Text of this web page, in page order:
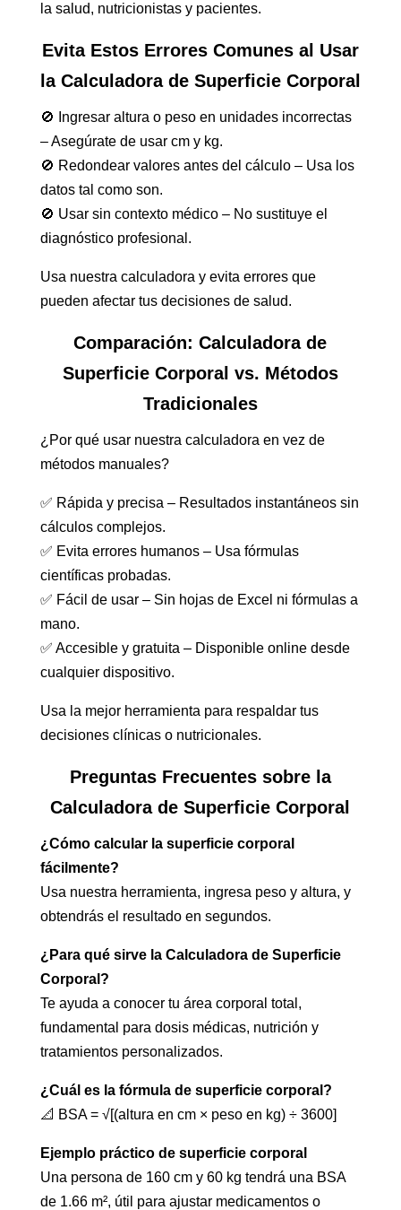
la salud, nutricionistas y pacientes.
Evita Estos Errores Comunes al Usar
la Calculadora de Superficie Corporal
🚫 Ingresar altura o peso en unidades incorrectas
– Asegúrate de usar cm y kg.
🚫 Redondear valores antes del cálculo – Usa los
datos tal como son.
🚫 Usar sin contexto médico – No sustituye el
diagnóstico profesional.
Usa nuestra calculadora y evita errores que
pueden afectar tus decisiones de salud.
Comparación: Calculadora de
Superficie Corporal vs. Métodos
Tradicionales
¿Por qué usar nuestra calculadora en vez de
métodos manuales?
✅ Rápida y precisa – Resultados instantáneos sin
cálculos complejos.
✅ Evita errores humanos – Usa fórmulas
científicas probadas.
✅ Fácil de usar – Sin hojas de Excel ni fórmulas a
mano.
✅ Accesible y gratuita – Disponible online desde
cualquier dispositivo.
Usa la mejor herramienta para respaldar tus
decisiones clínicas o nutricionales.
Preguntas Frecuentes sobre la
Calculadora de Superficie Corporal
¿Cómo calcular la superficie corporal
fácilmente?
Usa nuestra herramienta, ingresa peso y altura, y
obtendrás el resultado en segundos.
¿Para qué sirve la Calculadora de Superficie
Corporal?
Te ayuda a conocer tu área corporal total,
fundamental para dosis médicas, nutrición y
tratamientos personalizados.
¿Cuál es la fórmula de superficie corporal?
📐 BSA = √[(altura en cm × peso en kg) ÷ 3600]
Ejemplo práctico de superficie corporal
Una persona de 160 cm y 60 kg tendrá una BSA
de 1.66 m², útil para ajustar medicamentos o